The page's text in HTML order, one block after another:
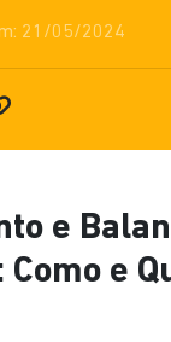
21/05/2024
e
e